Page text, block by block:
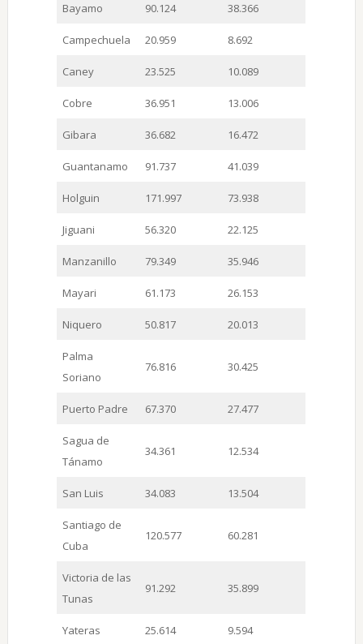
Bayamo 90.124 38.366
Campechuela 20.959 8.692
Caney 23.525 10.089
Cobre 36.951 13.006
Gibara 36.682 16.472
Guantanamo 91.737 41.039
Holguin 171.997 73.938
Jiguani 56.320 22.125
Manzanillo 79.349 35.946
Mayari 61.173 26.153
Niquero 50.817 20.013
Palma
Soriano
76.816 30.425
Puerto Padre 67.370 27.477
Sagua de
Tánamo
34.361 12.534
San Luis 34.083 13.504
Santiago de
Cuba
120.577 60.281
Victoria de las
Tunas
91.292 35.899
Yateras 25.614 9.594